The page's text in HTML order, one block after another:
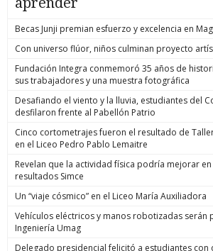
Becas Junji premian esfuerzo y excelencia en
Con universo flúor, niños culminan proyecto
Fundación Integra conmemoró 35 años de
sus trabajadores y una muestra fotográfica
Desafiando el viento y la lluvia, estudiantes del
desfilaron frente al Pabellón Patrio
Cinco cortometrajes fueron el resultado de
en el Liceo Pedro Pablo Lemaitre
Revelan que la actividad física podría mejorar
resultados Simce
Un “viaje cósmico” en el Liceo María Auxiliadora
Vehículos eléctricos y manos robotizadas serán
Ingeniería Umag
Delegado presidencial felicitó a estudiantes con